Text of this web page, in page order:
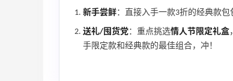
新手尝鲜：直接入手一款3折的经典款包
送礼/囤货党：重点挑选情人节限定礼盒
手限定款和经典款的最佳组合，冲！